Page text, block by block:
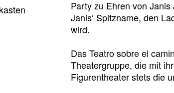
Party zu Ehren von
Janis‘ Spitzname, den
wird.
Das Teatro sobre el
Theatergruppe, die mit
Figurentheater stets die